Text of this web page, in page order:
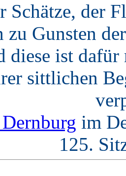
Schätze, der
zu Gunsten
diese ist dafür
sittlichen
im
125.